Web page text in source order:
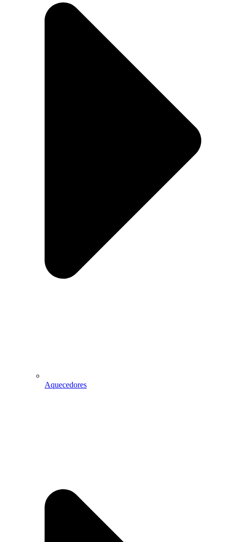
Aquecedores